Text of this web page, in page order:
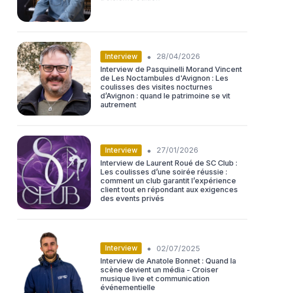
Interview •
28/04/2026
Interview de Pasquinelli Morand Vincent
de Les Noctambules d'Avignon : Les
coulisses des visites nocturnes
d’Avignon : quand le patrimoine se vit
autrement
Interview •
27/01/2026
Interview de Laurent Roué de SC Club :
Les coulisses d’une soirée réussie :
comment un club garantit l’expérience
client tout en répondant aux exigences
des events privés
Interview •
02/07/2025
Interview de Anatole Bonnet : Quand la
scène devient un média - Croiser
musique live et communication
événementielle